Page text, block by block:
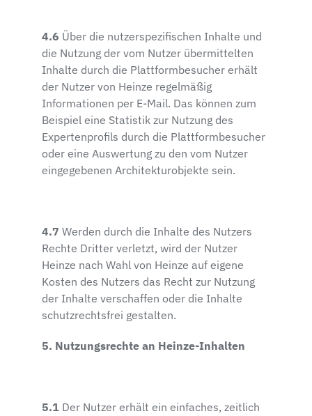
4.6 Über die nutzerspezifischen Inhalte und
die Nutzung der vom Nutzer übermittelten
Inhalte durch die Plattformbesucher erhält
der Nutzer von Heinze regelmäßig
Informationen per E-Mail. Das können zum
Beispiel eine Statistik zur Nutzung des
Expertenprofils durch die Plattformbesucher
oder eine Auswertung zu den vom Nutzer
eingegebenen Architekturobjekte sein.
4.7 Werden durch die Inhalte des Nutzers
Rechte Dritter verletzt, wird der Nutzer
Heinze nach Wahl von Heinze auf eigene
Kosten des Nutzers das Recht zur Nutzung
der Inhalte verschaffen oder die Inhalte
schutzrechtsfrei gestalten.
5. Nutzungsrechte an Heinze-Inhalten
5.1 Der Nutzer erhält ein einfaches, zeitlich